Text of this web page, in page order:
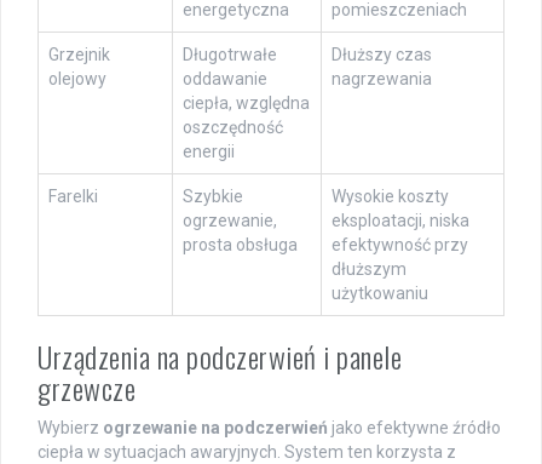
energetyczna pomieszczeniach
Grzejnik
olejowy
Długotrwałe
oddawanie
ciepła, względna
oszczędność
energii
Dłuższy czas
nagrzewania
Farelki
Szybkie
ogrzewanie,
prosta obsługa
Wysokie koszty
eksploatacji, niska
efektywność przy
dłuższym
użytkowaniu
Urządzenia na podczerwień i panele
grzewcze
Wybierz ogrzewanie na podczerwień jako efektywne źródło
ciepła w sytuacjach awaryjnych. System ten korzysta z